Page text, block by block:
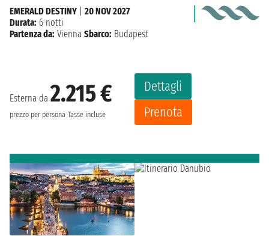
Esterna da 2.215 €
prezzo per persona Tasse incluse
Dettagli
Prenota
EMERALD DESTINY
20 NOV 2027
Durata: 6 notti
Partenza da: Vienna Sbarco: Budapest